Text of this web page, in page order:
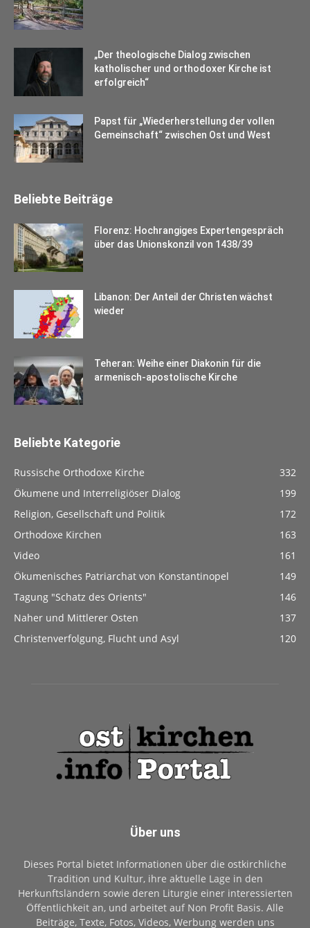
„Der theologische Dialog zwischen
katholischer und orthodoxer Kirche ist
erfolgreich“
Papst für „Wiederherstellung der vollen
Gemeinschaft“ zwischen Ost und West
Beliebte Beiträge
Florenz: Hochrangiges Expertengespräch
über das Unionskonzil von 1438/39
Libanon: Der Anteil der Christen wächst
wieder
Teheran: Weihe einer Diakonin für die
armenisch-apostolische Kirche
Beliebte Kategorie
Russische Orthodoxe Kirche
332
Ökumene und Interreligiöser Dialog
199
Religion, Gesellschaft und Politik
172
Orthodoxe Kirchen
163
Video
161
Ökumenisches Patriarchat von Konstantinopel
149
Tagung "Schatz des Orients"
146
Naher und Mittlerer Osten
137
Christenverfolgung, Flucht und Asyl
120
Über uns
Dieses Portal bietet Informationen über die ostkirchliche
Tradition und Kultur, ihre aktuelle Lage in den
Herkunftsländern sowie deren Liturgie einer interessierten
Öffentlichkeit an, und arbeitet auf Non Profit Basis. Alle
Beiträge, Texte, Fotos, Videos, Werbung werden uns